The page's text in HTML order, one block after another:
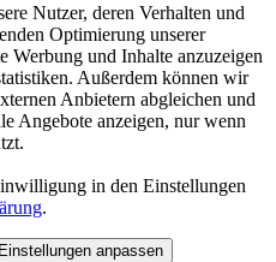
Nutzer, deren Verhalten und
Optimierung unserer
Werbung und Inhalte anzuzeigen
Außerdem können wir
Anbietern abgleichen und
Angebote anzeigen, nur wenn
in den Einstellungen
.
Einstellungen anpassen